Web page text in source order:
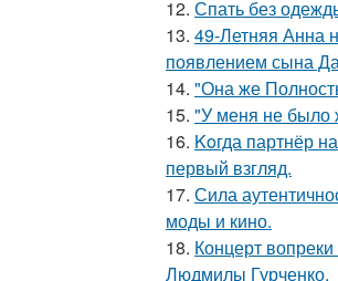
12. Спать без
13. 49-Летняя Анна
появлением сына
14. "Она же
15. "У меня не было
16. Koгда партнёр
первый взгляд.
17. Сила
моды и кино.
18. Концерт
Людмилы Гурченко.